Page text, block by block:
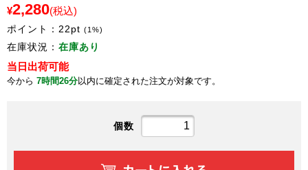
¥2,280(税込)
ポイント： 22pt (1%)
在庫状況： 在庫あり
当日出荷可能
今から 7時間26分以内に確定された注文が対象です。
個数